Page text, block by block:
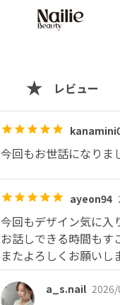
レビュー
今回もお世話になりま
ayeon94
今回もデザイン気に入
お話しできる時間もす
またよろしくお願いし
a_s.nail